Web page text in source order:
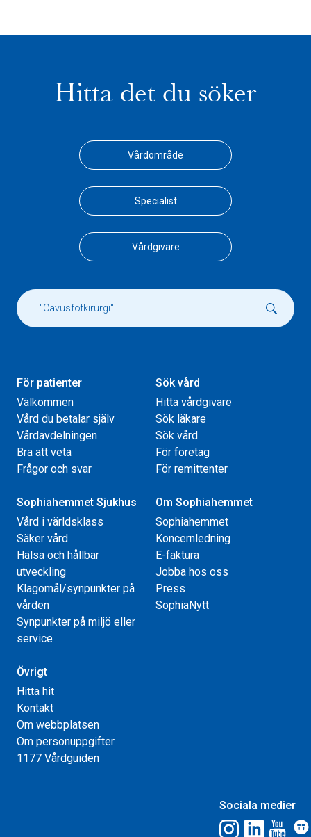
Hitta det du söker
Vårdområde
Specialist
Vårdgivare
För patienter
Välkommen
Vård du betalar själv
Vårdavdelningen
Bra att veta
Frågor och svar
Sök vård
Hitta vårdgivare
Sök läkare
Sök vård
För företag
För remittenter
Sophiahemmet Sjukhus
Vård i världsklass
Säker vård
Hälsa och hållbar
utveckling
Klagomål/synpunkter på
vården
Synpunkter på miljö eller
service
Om Sophiahemmet
Sophiahemmet
Koncernledning
E-faktura
Jobba hos oss
Press
SophiaNytt
Övrigt
Hitta hit
Kontakt
Om webbplatsen
Om personuppgifter
1177 Vårdguiden
Sociala medier